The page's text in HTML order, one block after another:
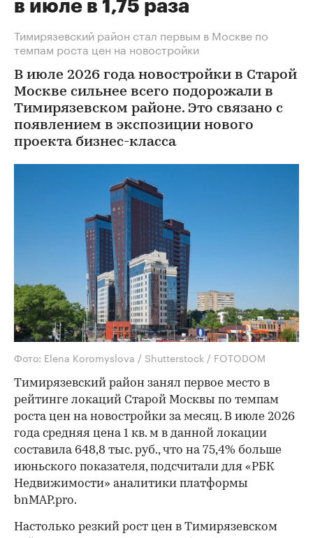
в июле в 1,75 раза
Тимирязевский район стал первым в Москве по
темпам роста цен на новостройки
В июле 2026 года новостройки в Старой
Москве сильнее всего подорожали в
Тимирязевском районе. Это связано с
появлением в экспозиции нового
проекта бизнес-класса
Фото: Elena Koromyslova / Shutterstock / FOTODOM
Тимирязевский район занял первое место в
рейтинге локаций Старой Москвы по темпам
роста цен на новостройки за месяц. В июле 2026
года средняя цена 1 кв. м в данной локации
составила 648,8 тыс. руб., что на 75,4% больше
июньского показателя, подсчитали для «РБК
Недвижимости» аналитики платформы
bnMAP.pro.
Настолько резкий рост цен в Тимирязевском